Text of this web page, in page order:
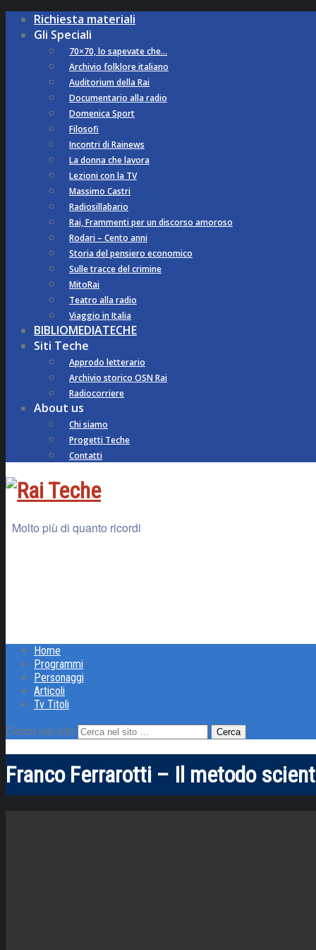
Richiesta materiali
Gli Speciali
70×70, lo sapevate che…
Archivio folklore italiano
Auditorium della Rai
Documentario alla radio
Domenica Sport
Filosofi
Incontri di Rainews
La donna che lavora
Lezioni con la TV
Massimo Castri
Radiosillabario
Rai, Frammenti per un discorso amoroso
Rodari – Cento anni
Storia del pensiero economico
Sulle tracce del crimine
MitoRai
Teatro alla radio
Viaggio in Italia
BIBLIOMEDIATECHE
Siti Teche
Approdo letterario
Archivio storico OSN Rai
Radiocorriere
About us
Chi siamo
Progetti Teche
Contatti
Molto più di quanto ricordi
Home
Programmi
Personaggi
Articoli
Tv Titoli
Cerca nel sito
Franco Ferrarotti – Il metodo